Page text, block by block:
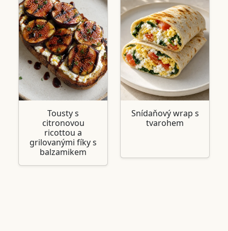
Tousty s
citronovou
ricottou a
grilovanými fíky s
balzamikem
Snídaňový wrap s
tvarohem